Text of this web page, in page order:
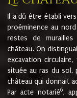
Il a dû être établi
proéminence au
restes de
château. On
excavation
située au ras du
château qui donnait
Par acte notarié6,